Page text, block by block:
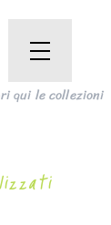
qui le collezioni